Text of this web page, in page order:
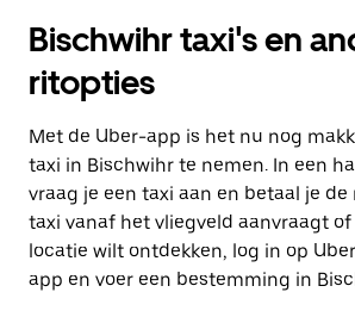
Bischwihr taxi's en
ritopties
Met de Uber-app is het nu nog
taxi in Bischwihr te nemen. In een
vraag je een taxi aan en betaal je de
taxi vanaf het vliegveld aanvraagt
locatie wilt ontdekken, log in op
app en voer een bestemming in